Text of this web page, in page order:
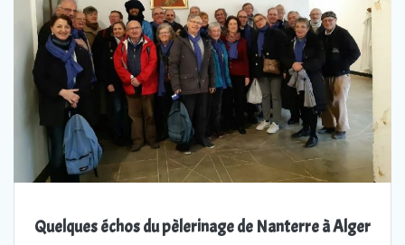
Quelques échos du pèlerinage de Nanterre à Alger